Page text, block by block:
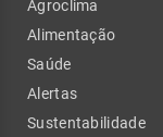
Agroclima
Alimentação
Saúde
Alertas
Sustentabilidade